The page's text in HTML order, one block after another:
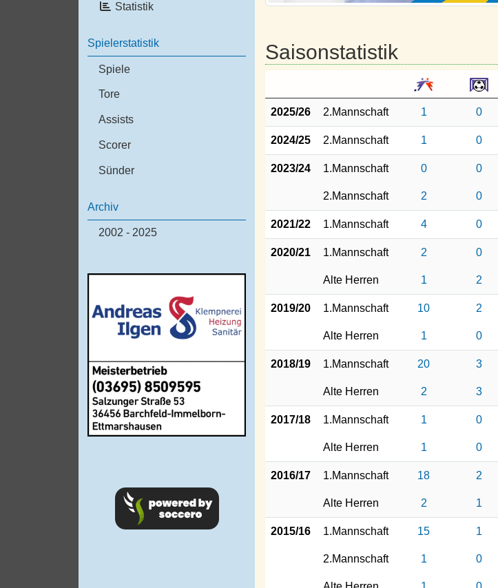
Statistik
Spielerstatistik
Spiele
Tore
Assists
Scorer
Sünder
Archiv
2002 - 2025
Saisonstatistik
2025/26 2.Mannschaft 1 0
2024/25 2.Mannschaft 1 0
2023/24 1.Mannschaft 0 0
2.Mannschaft 2 0
2021/22 1.Mannschaft 4 0
2020/21 1.Mannschaft 2 0
Alte Herren 1 2
2019/20 1.Mannschaft 10 2
Alte Herren 1 0
2018/19 1.Mannschaft 20 3
Alte Herren 2 3
2017/18 1.Mannschaft 1 0
Alte Herren 1 0
2016/17 1.Mannschaft 18 2
Alte Herren 2 1
2015/16 1.Mannschaft 15 1
2.Mannschaft 1 0